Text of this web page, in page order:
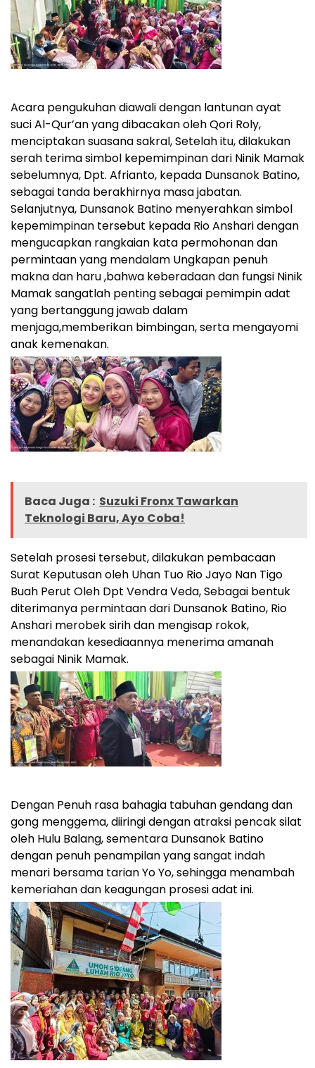
Acara pengukuhan diawali dengan lantunan ayat
suci Al-Qur’an yang dibacakan oleh Qori Roly,
menciptakan suasana sakral, Setelah itu, dilakukan
serah terima simbol kepemimpinan dari Ninik Mamak
sebelumnya, Dpt. Afrianto, kepada Dunsanok Batino,
sebagai tanda berakhirnya masa jabatan.
Selanjutnya, Dunsanok Batino menyerahkan simbol
kepemimpinan tersebut kepada Rio Anshari dengan
mengucapkan rangkaian kata permohonan dan
permintaan yang mendalam Ungkapan penuh
makna dan haru ,bahwa keberadaan dan fungsi Ninik
Mamak sangatlah penting sebagai pemimpin adat
yang bertanggung jawab dalam
menjaga,memberikan bimbingan, serta mengayomi
anak kemenakan.
Baca Juga : Suzuki Fronx Tawarkan
Teknologi Baru, Ayo Coba!
Setelah prosesi tersebut, dilakukan pembacaan
Surat Keputusan oleh Uhan Tuo Rio Jayo Nan Tigo
Buah Perut Oleh Dpt Vendra Veda, Sebagai bentuk
diterimanya permintaan dari Dunsanok Batino, Rio
Anshari merobek sirih dan mengisap rokok,
menandakan kesediaannya menerima amanah
sebagai Ninik Mamak.
Dengan Penuh rasa bahagia tabuhan gendang dan
gong menggema, diiringi dengan atraksi pencak silat
oleh Hulu Balang, sementara Dunsanok Batino
dengan penuh penampilan yang sangat indah
menari bersama tarian Yo Yo, sehingga menambah
kemeriahan dan keagungan prosesi adat ini.